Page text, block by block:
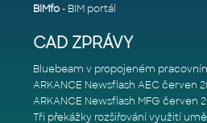
BIMfo- BIM portál
CAD ZPRÁVY
ARKANCE Newsflash AEC červen
ARKANCE Newsflash MFG červen